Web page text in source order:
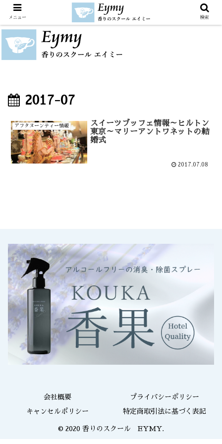
2017-07
アフタヌーンティー情報
スイーツブッフェ情報～ヒルトン
東京～マリーアントワネットの結
婚式
2017.07.08
会社概要 プライバシーポリシー
キャンセルポリシー 特定商取引法に基づく表記
© 2020 香りのスクール EYMY.
メニュー 検索